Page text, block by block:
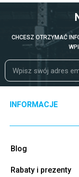
CHCESZ OTRZYMAĆ
INFORMACJE
Blog
Rabaty i prezenty